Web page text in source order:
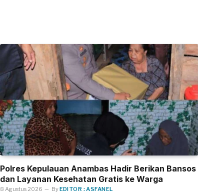
Polres Kepulauan Anambas Hadir Berikan Bansos
dan Layanan Kesehatan Gratis ke Warga
8 Agustus 2026 ByEDITOR : ASFANEL